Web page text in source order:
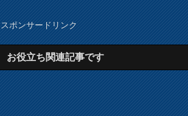
スポンサードリンク
お役立ち関連記事です